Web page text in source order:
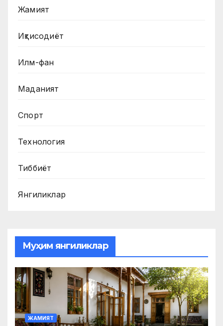
Жамият
Иқтисодиёт
Илм-фан
Маданият
Спорт
Технология
Тиббиёт
Янгиликлар
Муҳим янгиликлар
ЖАМИЯТ